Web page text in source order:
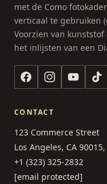
met de Como
verticaal te gebruiken
Voorzien van
het inlijsten van een
CONTACT
123 Commerce Street
Los Angeles, CA 90015,
+1 (323) 325-2832
[email protected]